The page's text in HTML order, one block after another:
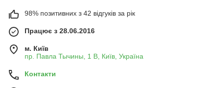
98% позитивних з 42 відгуків за рік
Працює з 28.06.2016
м. Київ
пр. Павла Тычины, 1 В, Київ, Україна
Контакти